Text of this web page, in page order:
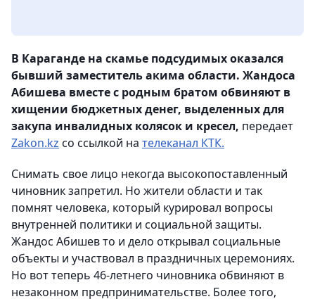
В Караганде на скамье подсудимых оказался
бывший заместитель акима области. Жандоса
Абишева вместе с родным братом обвиняют в
хищении бюджетных денег, выделенных для
закупа инвалидных колясок и кресел, передает
Zakon.kz со ссылкой на телеканал КТК.
Снимать свое лицо некогда высокопоставленный
чиновник запретил. Но жители области и так
помнят человека, который курировал вопросы
внутренней политики и социальной защиты.
Жандос Абишев то и дело открывал социальные
объекты и участвовал в праздничных церемониях.
Но вот теперь 46-летнего чиновника обвиняют в
незаконном предпринимательстве. Более того,